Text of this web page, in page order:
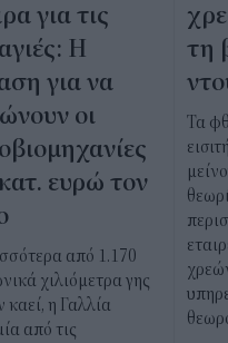
για τις
Η
για να
οι
ευρώ τον
από 1.170
χιλιόμετρα γης
καεί, η Γαλλία
από τις
τη
Τα